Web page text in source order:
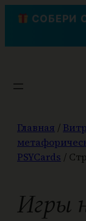
СОБЕРИ
содержимому
Главная /
PSYCards /
Игры